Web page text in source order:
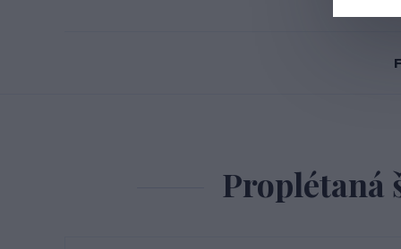
Proplétaná